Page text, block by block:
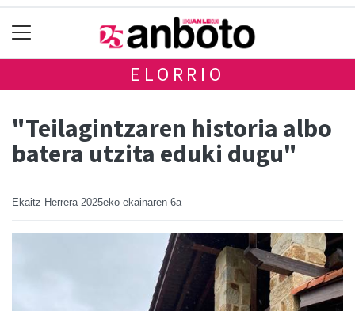
ELORRIO
"Teilagintzaren historia albo
batera utzita eduki dugu"
Ekaitz Herrera 2025eko ekainaren 6a